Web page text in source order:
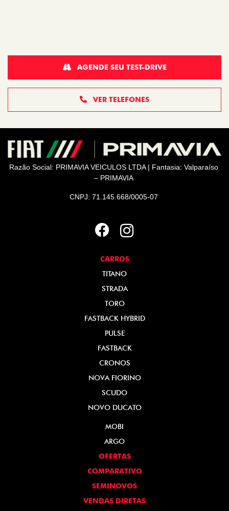
VER TELEFONES
AGENDE SEU TEST-DRIVE
Razão Social: PRIMAVIA VEICULOS LTDA | Fantasia: Valparaíso
– PRIMAVIA
CNPJ: 71.145.668/0005-07
CARROS
TITANO
STRADA
TORO
FASTBACK HYBRID
PULSE
FASTBACK
CRONOS
NOVA FIORINO
SCUDO
NOVO DUCATO
MOBI
ARGO
OFERTAS
COMPARATIVO
SEMINOVOS
VENDAS DIRETAS